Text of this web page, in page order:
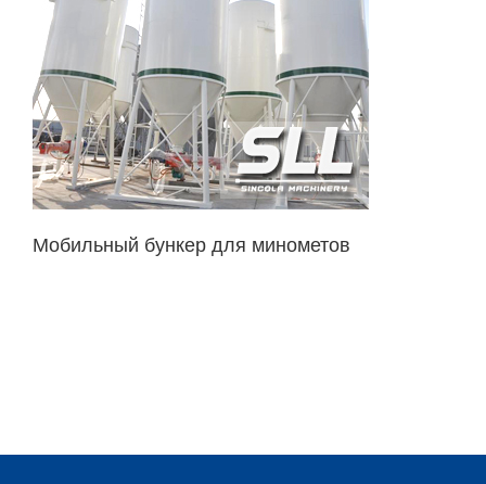
Мобильный бункер для минометов